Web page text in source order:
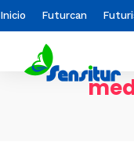
Inicio Futurcan